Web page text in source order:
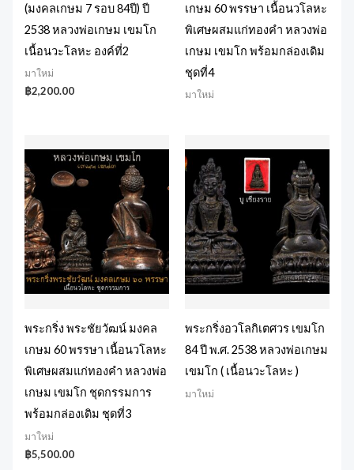
(มงคลเกษม 7 รอบ 84ปี) ปี
2538 หลวงพ่อเกษม เขมโก
เนื้อนวะโลหะ องค์ที่2
มาใหม่
฿2,200.00
เกษม 60 พรรษา เนื้อนวโลหะ
พิเศษผสมแก่ทองคำ หลวงพ่อ
เกษม เขมโก พร้อมกล่องเดิม
ชุดที่4
มาใหม่
พระกริ่ง พระชัยวัฒน์ มงคล
เกษม 60 พรรษา เนื้อนวโลหะ
พิเศษผสมแก่ทองคำ หลวงพ่อ
เกษม เขมโก ชุดกรรมการ
พร้อมกล่องเดิม ชุดที่3
มาใหม่
฿5,500.00
พระกริ่งอวโลกิเตศวร เขมโก
84 ปี พ.ศ. 2538 หลวงพ่อเกษม
เขมโก ( เนื้อนวะโลหะ )
มาใหม่